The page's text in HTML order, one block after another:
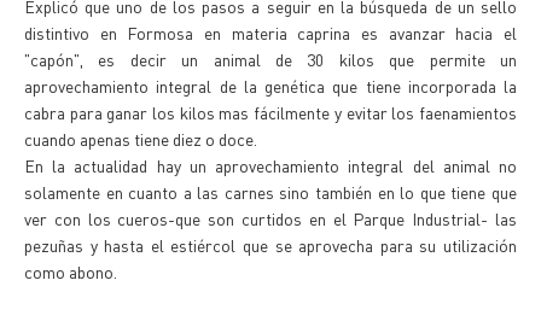
Explicó que uno de los pasos a seguir en la búsqueda de un sello
distintivo en Formosa en materia caprina es avanzar hacia el
"capón", es decir un animal de 30 kilos que permite un
aprovechamiento integral de la genética que tiene incorporada la
cabra para ganar los kilos mas fácilmente y evitar los faenamientos
cuando apenas tiene diez o doce.
En la actualidad hay un aprovechamiento integral del animal no
solamente en cuanto a las carnes sino también en lo que tiene que
ver con los cueros-que son curtidos en el Parque Industrial- las
pezuñas y hasta el estiércol que se aprovecha para su utilización
como abono.